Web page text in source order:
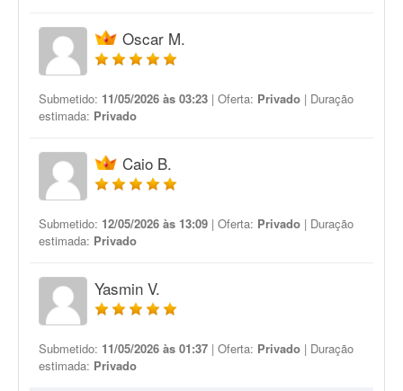
Oscar M.
Submetido: 11/05/2026 às 03:23 | Oferta: Privado | Duração
estimada: Privado
Caio B.
Submetido: 12/05/2026 às 13:09 | Oferta: Privado | Duração
estimada: Privado
Yasmin V.
Submetido: 11/05/2026 às 01:37 | Oferta: Privado | Duração
estimada: Privado